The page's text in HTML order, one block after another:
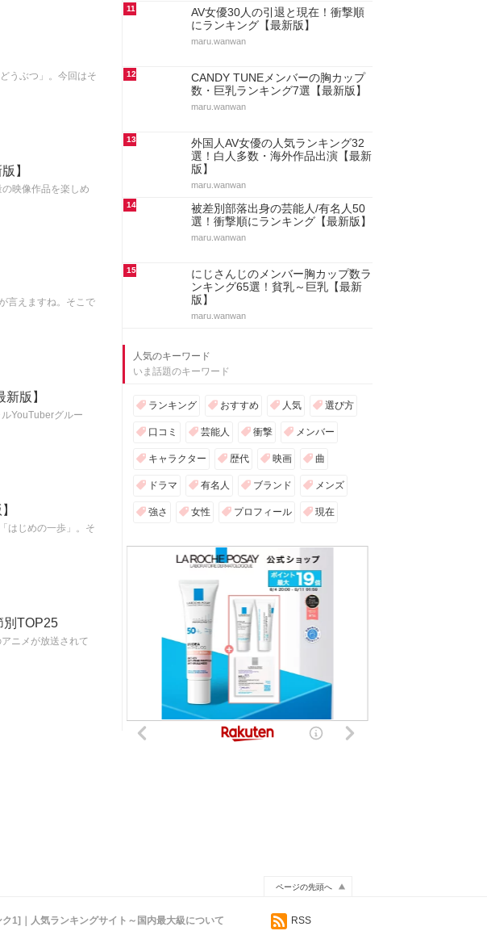
うぶつ」。今回はそ
】
映像作品を楽しめ
言えますね。そこで
版】
YouTuberグルー
はじめの一歩」。そ
別TOP25
ニメが放送されて
11
AV女優30人の引退と現在！衝撃順
にランキング【最新版】
maru.wanwan
12
CANDY TUNEメンバーの胸カップ
数・巨乳ランキング7選【最新版】
maru.wanwan
13
外国人AV女優の人気ランキング32
選！白人多数・海外作品出演【最新
版】
maru.wanwan
14
被差別部落出身の芸能人/有名人50
選！衝撃順にランキング【最新版】
maru.wanwan
15
にじさんじのメンバー胸カップ数ラ
ンキング65選！貧乳～巨乳【最新
版】
maru.wanwan
人気のキーワード
いま話題のキーワード
ランキング おすすめ 人気 選び方
口コミ 芸能人 衝撃 メンバー
キャラクター 歴代 映画 曲
ドラマ 有名人 ブランド メンズ
強さ 女性 プロフィール 現在
ページの先頭へ
1]｜人気ランキングサイト～国内最大級について RSS